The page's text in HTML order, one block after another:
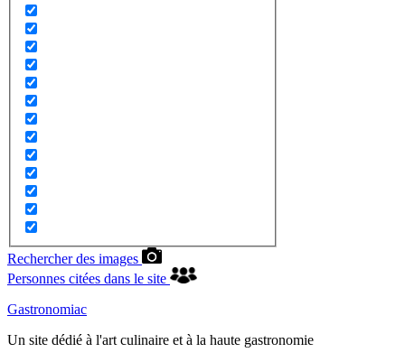
Rechercher des images
Personnes citées dans le site
Gastronomiac
Un site dédié à l'art culinaire et à la haute gastronomie